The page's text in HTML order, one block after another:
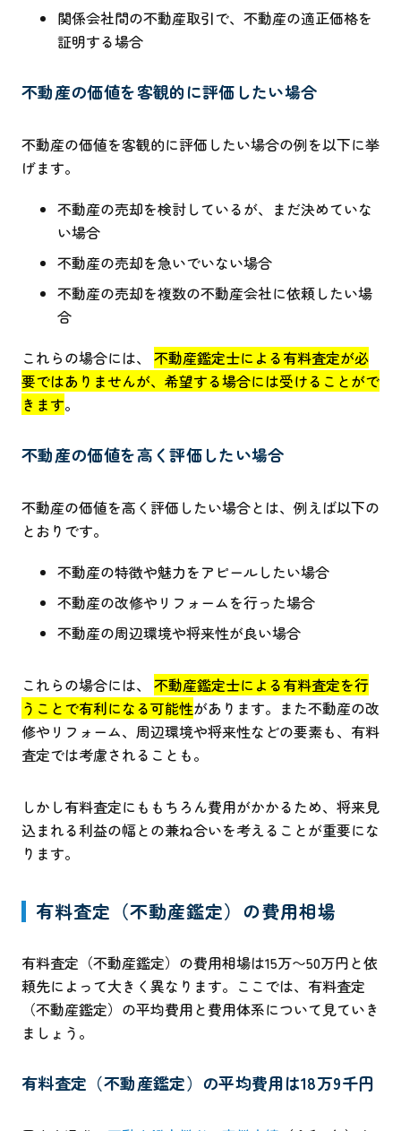
関係会社間の不動産取引で、不動産の適正価格を
証明する場合
不動産の価値を客観的に評価したい場合
不動産の価値を客観的に評価したい場合の例を以下に挙
げます。
不動産の売却を検討しているが、まだ決めていな
い場合
不動産の売却を急いでいない場合
不動産の売却を複数の不動産会社に依頼したい場
合
これらの場合には、 不動産鑑定士による有料査定が必
要ではありませんが、希望する場合には受けることがで
きます。
不動産の価値を高く評価したい場合
不動産の価値を高く評価したい場合とは、例えば以下の
とおりです。
不動産の特徴や魅力をアピールしたい場合
不動産の改修やリフォームを行った場合
不動産の周辺環境や将来性が良い場合
これらの場合には、 不動産鑑定士による有料査定を行
うことで有利になる可能性があります。また不動産の改
修やリフォーム、周辺環境や将来性などの要素も、有料
査定では考慮されることも。
しかし有料査定にももちろん費用がかかるため、将来見
込まれる利益の幅との兼ね合いを考えることが重要にな
ります。
有料査定（不動産鑑定）の費用相場
有料査定（不動産鑑定）の費用相場は15万〜50万円と依
頼先によって大きく異なります。ここでは、有料査定
（不動産鑑定）の平均費用と費用体系について見ていき
ましょう。
有料査定（不動産鑑定）の平均費用は18万9千円